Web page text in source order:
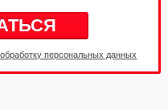
персональных данных